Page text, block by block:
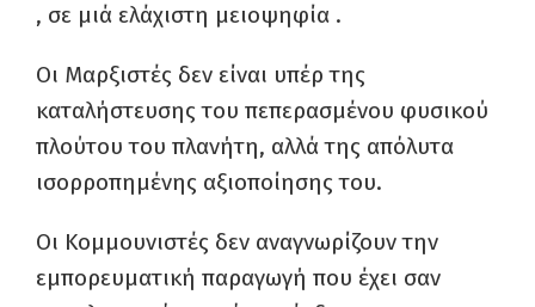
, σε μιά ελάχιστη μειοψηφία .
Οι Μαρξιστές δεν είναι υπέρ της
καταλήστευσης του πεπερασμένου φυσικού
πλούτου του πλανήτη, αλλά της απόλυτα
ισορροπημένης αξιοποίησης του.
Οι Κομμουνιστές δεν αναγνωρίζουν την
εμπορευματική παραγωγή που έχει σαν